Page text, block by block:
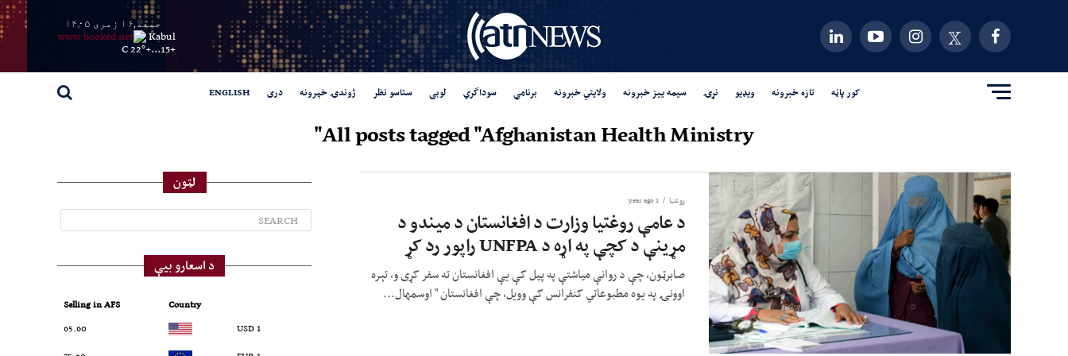
جمعه,۱۶ زمری ۱۴۰۵
Kabul
+
15...
+
22° C
کور پاڼه تازه خبرونه ویډیو نړۍ سیمه ییز خبرونه ولایتي خبرونه برنامې سوداگري لوبی ستاسو نظر ژوندۍ خپرونه دری ENGLISH
All posts tagged "Afghanistan Health Ministry"
روغتيا 1 year ago
د عامې روغتیا وزارت د افغانستان د میندو د
مړینې د کچې په اړه د UNFPA راپور رد کړ
صابرټون، چې د روانې میاشتې په پیل کې یې افغانستان ته سفر کړی و، تېره
اوونۍ په یوه مطبوعاتي کنفرانس کې وویل، چې افغانستان " اوسمهال...
لټون
د اسعارو بیې
Country
Selling in AFS
1 USD
65.60